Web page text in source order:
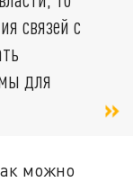
связей с
для
можно